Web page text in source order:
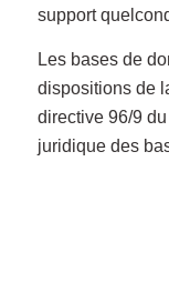
support
Les bases de
dispositions de
directive 96/9
juridique des